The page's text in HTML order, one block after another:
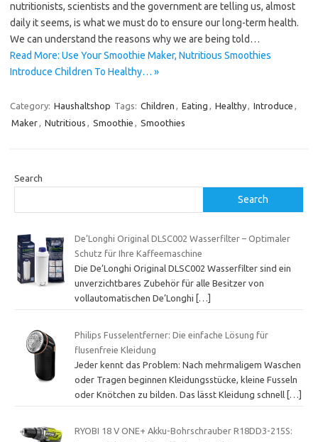
nutritionists, scientists and the government are telling us, almost
daily it seems, is what we must do to ensure our long-term health.
We can understand the reasons why we are being told…
Read More: Use Your Smoothie Maker, Nutritious Smoothies
Introduce Children To Healthy… »
Category: Haushaltshop Tags: Children , Eating , Healthy, Introduce ,
Maker, Nutritious , Smoothie , Smoothies
Search
Search
De’Longhi Original DLSC002 Wasserfilter – Optimaler
Schutz für Ihre Kaffeemaschine
Die De’Longhi Original DLSC002 Wasserfilter sind ein
unverzichtbares Zubehör für alle Besitzer von
vollautomatischen De’Longhi
[…]
Philips Fusselentferner: Die einfache Lösung für
flusenfreie Kleidung
Jeder kennt das Problem: Nach mehrmaligem Waschen
oder Tragen beginnen Kleidungsstücke, kleine Fusseln
oder Knötchen zu bilden. Das lässt Kleidung schnell […]
RYOBI 18 V ONE+ Akku-Bohrschrauber R18DD3-215S: